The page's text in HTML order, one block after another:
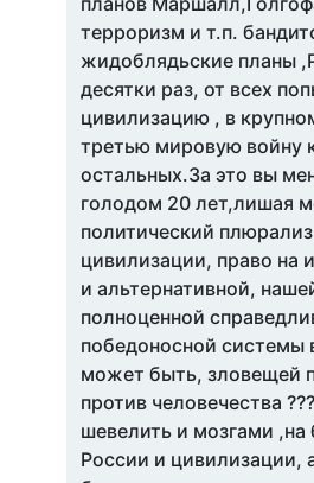
терроризм и т.п.
жидоблядьские планы
десятки раз, от всех
цивилизацию , в
третью мировую войну
остальных.За это вы
голодом 20 лет,лишая
политический
цивилизации, право
и альтернативной,
полноценной
победоносной системы
может быть, зловещей
против человечества
шевелить и мозгами ,на
России и цивилизации,